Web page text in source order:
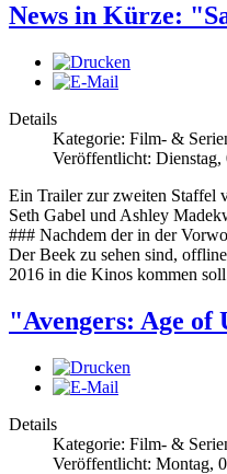
News in Kürze:
Details
Kategorie: Film- &
Veröffentlicht:
Ein Trailer zur zweiten Staffel
Seth Gabel und Ashley
### Nachdem der in der
Der Beek zu sehen sind,
2016 in die Kinos kommen
"Avengers: Age
Details
Kategorie: Film- &
Veröffentlicht: Montag,